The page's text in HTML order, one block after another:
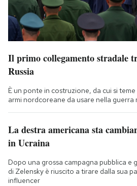
Il primo collegamento stradale
Russia
È un ponte in costruzione, da cui si
armi nordcoreane da usare nella guerra
La destra americana sta
in Ucraina
Dopo una grossa campagna pubblica e
di Zelensky è riuscito a tirare dalla sua
influencer